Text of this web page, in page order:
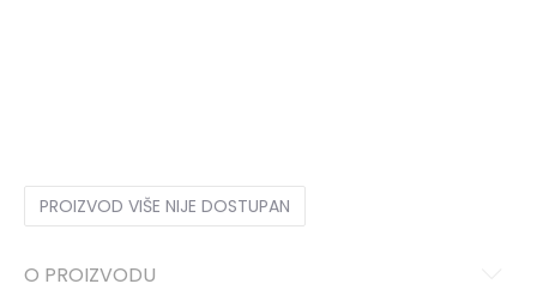
PROIZVOD VIŠE NIJE DOSTUPAN
O PROIZVODU